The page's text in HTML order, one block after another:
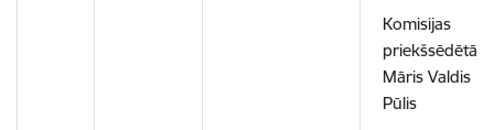
Komisijas
priekšsēdētājs
Māris Valdis
Pūlis